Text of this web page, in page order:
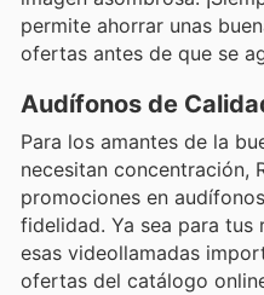
permite ahorrar unas
ofertas antes de que se
Audífonos de
Para los amantes de la
necesitan concentración,
promociones en
fidelidad. Ya sea para
esas videollamadas
ofertas del catálogo